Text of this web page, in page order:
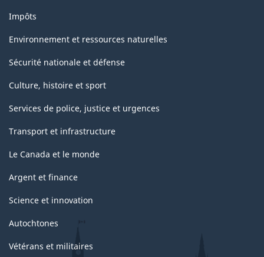
Impôts
Environnement et ressources naturelles
Sécurité nationale et défense
Culture, histoire et sport
Services de police, justice et urgences
Transport et infrastructure
Le Canada et le monde
Argent et finance
Science et innovation
Autochtones
Vétérans et militaires